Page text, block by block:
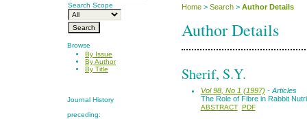
Search Scope
Browse
By Issue
By Author
By Title
Journal History
preceding:
Home> Search> Author Details
Author Details
Sherif, S.Y.
Vol 98, No 1 (1997) - Articles
The Role of Fibre in Rabbit
ABSTRACT PDF